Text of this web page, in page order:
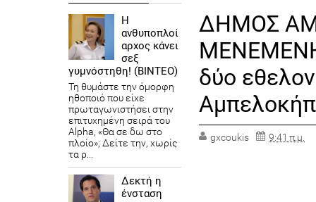
ΔΗΜΟΙ
ΔΗΜΟΣ ΑΜΠΕΛΟΚΗΠΩΝ-
Αμπελοκήπων-Μενεμένης.
ΔΗΜΟΣ
δύο
gxcoukis 9:41 π.μ.
Η
ανθυποπλοί
αρχος κάνει
σεξ
γυμνόστηθη! (ΒΙΝΤΕΟ)
Τη θυμάστε την όμορφη
ηθοποιό που είχε
πρωταγωνιστήσει στην
επιτυχημένη σειρά του
Alpha, «Θα σε δω στο
πλοίο»; Δείτε την, χωρίς
τα ρ...
Δεκτή η
ένσταση